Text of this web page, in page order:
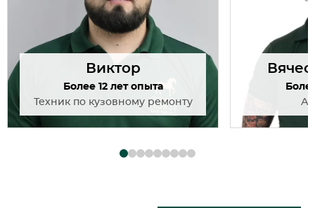
Виктор
Более 12 лет опыта
Техник по кузовному ремонту